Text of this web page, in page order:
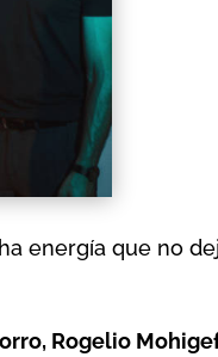
energía que no
Rogelio